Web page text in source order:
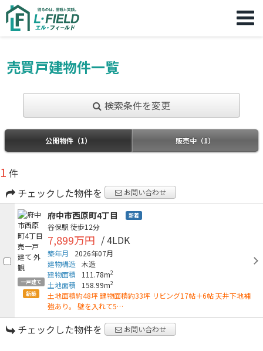
売買戸建物件一覧
検索条件を変更
公開物件（1） 販売中（1）
1 件
チェックした物件を
お問い合わせ
一戸建て
新築
府中市西原町4丁目 新着
谷保駅 徒歩12分
7,899万円 / 4LDK
築年月
2026年07月
建物構造 木造
建物面積
111.78m2
土地面積 158.99m2
土地面積約48坪 建物面積約33坪 リビング17帖＋6帖 天井下地補
強あり。 壁を入れて5…
チェックした物件を お問い合わせ